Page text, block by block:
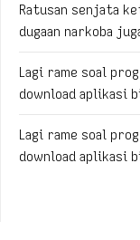
Ratusan senjata
dugaan narkoba
Lagi rame soal
download aplikasi
Lagi rame soal
download aplikasi